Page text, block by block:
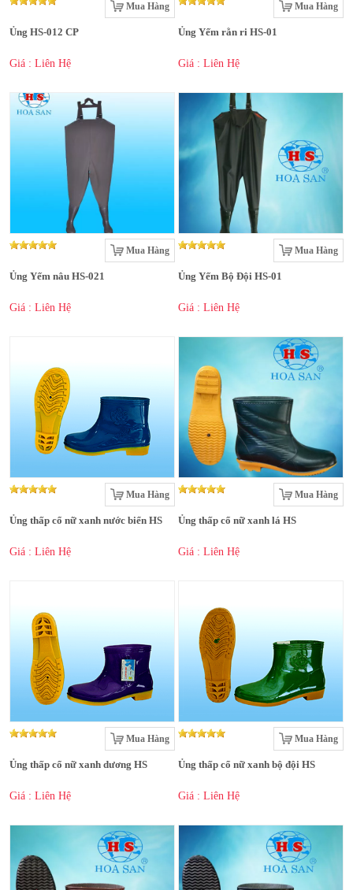
Mua Hàng
Ủng HS-012 CP
Giá : Liên Hệ
Mua Hàng
Ủng Yếm rằn ri HS-01
Giá : Liên Hệ
Mua Hàng
Ủng Yếm nâu HS-021
Giá : Liên Hệ
Mua Hàng
Ủng Yếm Bộ Đội HS-01
Giá : Liên Hệ
Mua Hàng
Ủng thấp cổ nữ xanh nước biển HS
Giá : Liên Hệ
Mua Hàng
Ủng thấp cổ nữ xanh lá HS
Giá : Liên Hệ
Mua Hàng
Ủng thấp cổ nữ xanh dương HS
Giá : Liên Hệ
Mua Hàng
Ủng thấp cổ nữ xanh bộ đội HS
Giá : Liên Hệ